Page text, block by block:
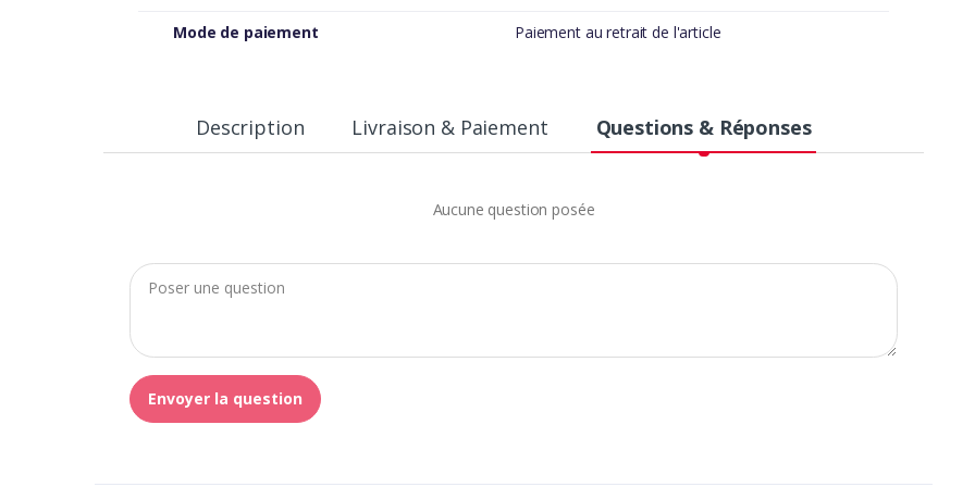
Mode de paiement
Paiement au retrait de l'article
Description Livraison & Paiement Questions & Réponses
Aucune question posée
Envoyer la question